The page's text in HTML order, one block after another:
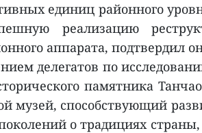
единиц районного
реализацию
аппарата, подтвердил
делегатов по
памятника
музей, способствующий
о традициях страны,